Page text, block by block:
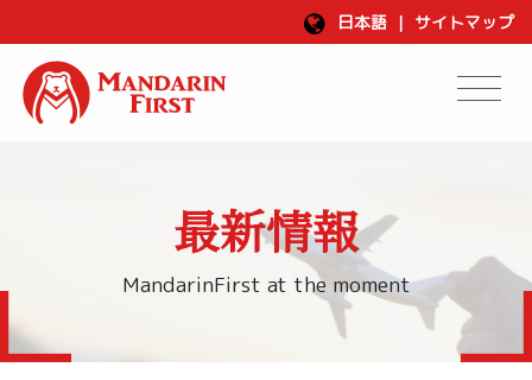
日本語 | サイトマップ
最新情報
MandarinFirst at the moment